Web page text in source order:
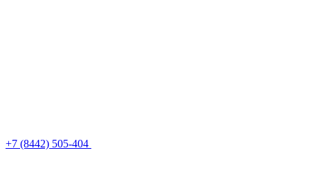
+7 (8442) 505-404